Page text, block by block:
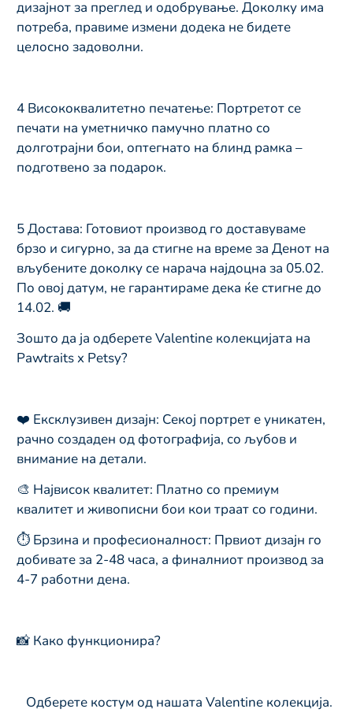
дизајнот за преглед и одобрување. Доколку има
потреба, правиме измени додека не бидете
целосно задоволни.
4️ Висококвалитетно печатење: Портретот се
печати на уметничко памучно платно со
долготрајни бои, оптегнато на блинд рамка –
подготвено за подарок.
5️ Достава: Готовиот производ го доставуваме
брзо и сигурно, за да стигне на време за Денот на
вљубените доколку се нарача најдоцна за 05.02.
По овој датум, не гарантираме дека ќе стигне до
14.02. 🚚
Зошто да ја одберете Valentine колекцијата на
Pawtraits x Petsy?
❤️ Ексклузивен дизајн: Секој портрет е уникатен,
рачно создаден од фотографија, со љубов и
внимание на детали.
🎨 Највисок квалитет: Платно со премиум
квалитет и живописни бои кои траат со години.
⏱ Брзина и професионалност: Првиот дизајн го
добивате за 2-48 часа, а финалниот производ за
4-7 работни дена.
📸 Како функционира?
Одберете костум од нашата Valentine колекција.